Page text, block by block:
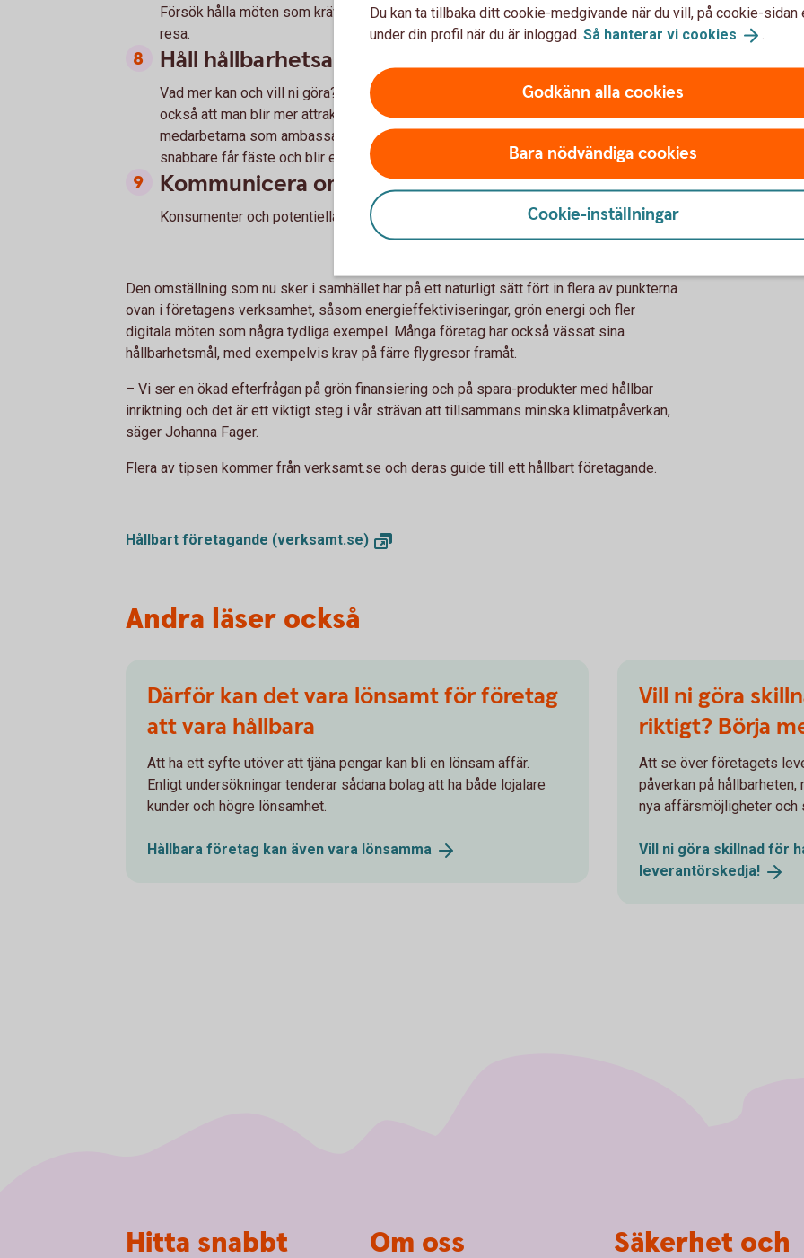
Försök hålla möten som kräver resor digitalt. Välj miljövänliga alternativ när ni behöver
resa.
Håll hållbarhetsarbetet levande i företaget
Vad mer kan och vill ni göra? Inte bara gör det miljön en tjänst, många företag upplever
också att man blir mer attraktiv som arbetsgivare. Underskatta inte vikten av att få med
medarbetarna som ambassadörer. Många brinner för ämnet och kan bidra till att arbetet
snabbare får fäste och blir enklare att genomföra.
Kommunicera om ert miljöarbete
Konsumenter och potentiella medarbetare vill veta.
Den omställning som nu sker i samhället har på ett naturligt sätt fört in flera av punkterna
ovan i företagens verksamhet, såsom energieffektiviseringar, grön energi och fler
digitala möten som några tydliga exempel. Många företag har också vässat sina
hållbarhetsmål, med exempelvis krav på färre flygresor framåt.
– Vi ser en ökad efterfrågan på grön finansiering och på spara-produkter med hållbar
inriktning och det är ett viktigt steg i vår strävan att tillsammans minska klimatpåverkan,
säger Johanna Fager.
Flera av tipsen kommer från verksamt.se och deras guide till ett hållbart företagande.
Hållbart företagande (verksamt.se)
Andra läser också
Därför kan det vara lönsamt för företag
att vara hållbara
Att ha ett syfte utöver att tjäna pengar kan bli en lönsam affär.
Enligt undersökningar tenderar sådana bolag att ha både lojalare
kunder och högre lönsamhet.
Hållbara företag kan även vara lönsamma
Vill ni göra
riktigt? Börja
Att se över företagets
påverkan på
nya affärsmöjligheter och
Vill ni göra skillnad för
leverantörskedja!
Du kan ta tillbaka ditt cookie-medgivande när du vill, på cookie-sidan
under din profil när du är inloggad. Så hanterar vi cookies .
Godkänn alla cookies
Bara nödvändiga cookies
Cookie-inställningar
Hitta snabbt Om oss Säkerhet och